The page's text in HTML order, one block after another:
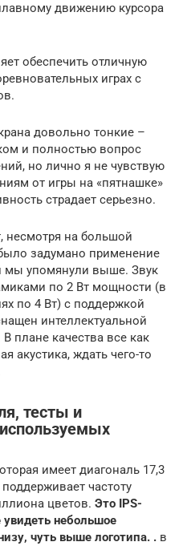
движению курсора
обеспечить отличную
играх с
довольно тонкие –
и полностью вопрос
но лично я не чувствую
от игры на «пятнашке»
страдает серьезно.
несмотря на большой
задумано применение
мы упомянули выше. Звук
по 2 Вт мощности (в
по 4 Вт) с поддержкой
интеллектуальной
плане качества все как
акустика, ждать чего-то
тесты и
имеет диагональ 17,3
частоту
цветов. Это IPS-
небольшое
чуть выше логотипа. . в